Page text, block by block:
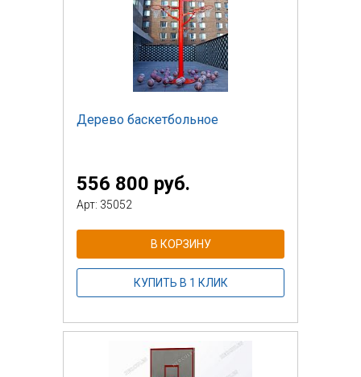
Дерево баскетбольное
556 800 руб.
Арт: 35052
В КОРЗИНУ
КУПИТЬ В 1 КЛИК